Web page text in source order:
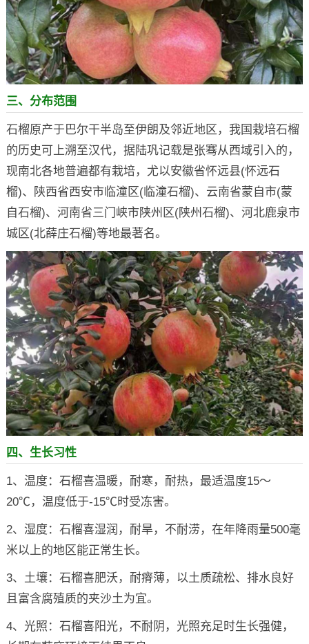
三、分布范围
石榴原产于巴尔干半岛至伊朗及邻近地区，我国栽培石榴
的历史可上溯至汉代，据陆巩记载是张骞从西域引入的，
现南北各地普遍都有栽培，尤以安徽省怀远县(怀远石
榴)、陕西省西安市临潼区(临潼石榴)、云南省蒙自市(蒙
自石榴)、河南省三门峡市陕州区(陕州石榴)、河北鹿泉市
城区(北薛庄石榴)等地最著名。
四、生长习性
1、温度：石榴喜温暖，耐寒，耐热，最适温度15～
20℃，温度低于-15℃时受冻害。
2、湿度：石榴喜湿润，耐旱，不耐涝，在年降雨量500毫
米以上的地区能正常生长。
3、土壤：石榴喜肥沃，耐瘠薄，以土质疏松、排水良好
且富含腐殖质的夹沙土为宜。
4、光照：石榴喜阳光，不耐阴，光照充足时生长强健，